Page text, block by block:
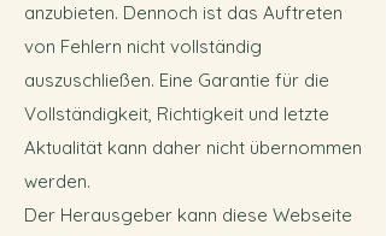
anzubieten. Dennoch ist das Auftreten
von Fehlern nicht vollständig
auszuschließen. Eine Garantie für die
Vollständigkeit, Richtigkeit und letzte
Aktualität kann daher nicht übernommen
werden.
Der Herausgeber kann diese Webseite